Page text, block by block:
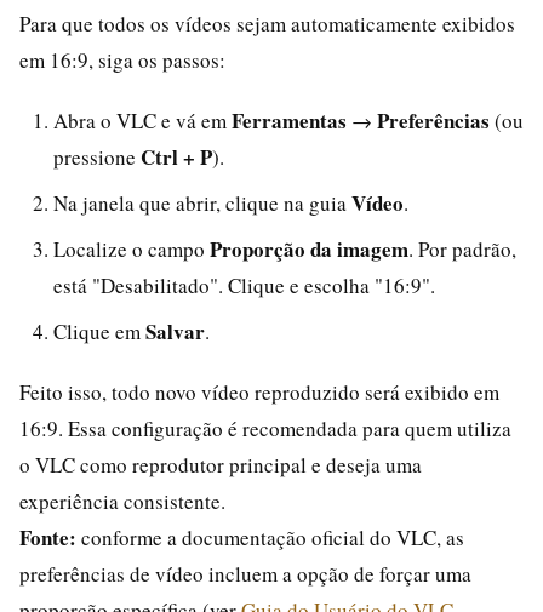
Para que todos os vídeos sejam automaticamente exibidos
em 16:9, siga os passos:
Abra o VLC e vá em Ferramentas → Preferências (ou
pressione Ctrl + P).
Na janela que abrir, clique na guia Vídeo.
Localize o campo Proporção da imagem. Por padrão,
está "Desabilitado". Clique e escolha "16:9".
Clique em Salvar.
Feito isso, todo novo vídeo reproduzido será exibido em
16:9. Essa configuração é recomendada para quem utiliza
o VLC como reprodutor principal e deseja uma
experiência consistente.
Fonte: conforme a documentação oficial do VLC, as
preferências de vídeo incluem a opção de forçar uma